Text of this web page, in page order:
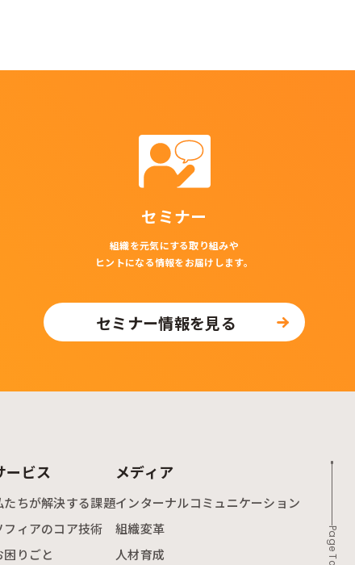
セミナー
組織を元気にする取り組みや
ヒントになる情報をお届けします。
セミナー情報を見る
ービス
たちが解決する課題
フィアのコア技術
困りごと
メディア
インターナルコミュニケーション
組織変革
人材育成
Page Top